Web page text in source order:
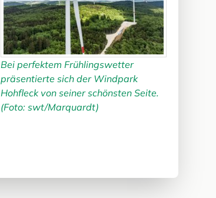
Bei perfektem Frühlingswetter
präsentierte sich der Windpark
Hohfleck von seiner schönsten Seite.
(Foto: swt/Marquardt)